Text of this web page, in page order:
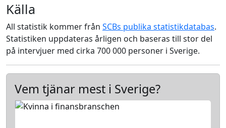
Källa
All statistik kommer från SCBs publika statistikdatabas.
Statistiken uppdateras årligen och baseras till stor del
på intervjuer med cirka 700 000 personer i Sverige.
Vem tjänar mest i Sverige?